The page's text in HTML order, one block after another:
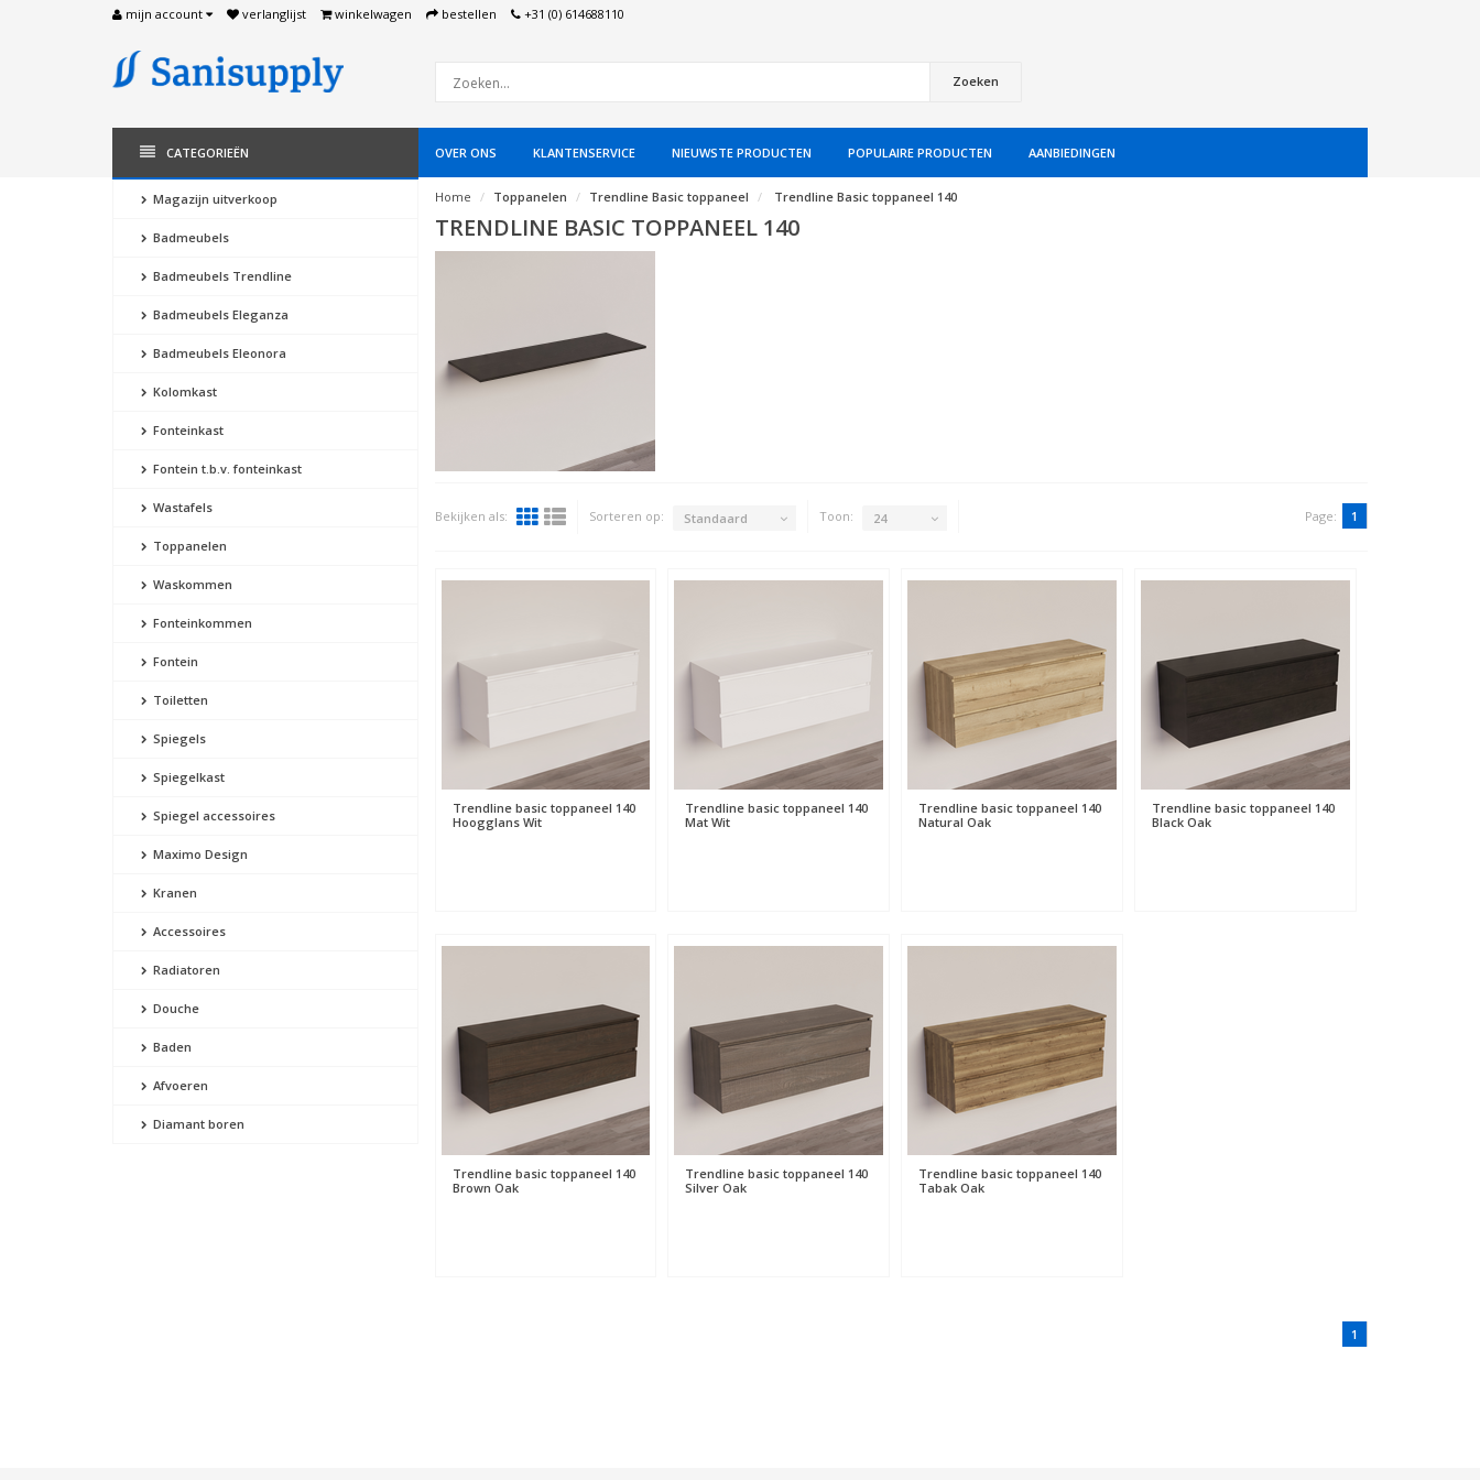
mijn account verlanglijst winkelwagen bestellen +31 (0) 614688110
Zoeken
CATEGORIEËN OVER ONS KLANTENSERVICE NIEUWSTE PRODUCTEN POPULAIRE PRODUCTEN AANBIEDINGEN
Magazijn uitverkoop
Badmeubels
Badmeubels Trendline
Badmeubels Eleganza
Badmeubels Eleonora
Kolomkast
Fonteinkast
Fontein t.b.v. fonteinkast
Wastafels
Toppanelen
Waskommen
Fonteinkommen
Fontein
Toiletten
Spiegels
Spiegelkast
Spiegel accessoires
Maximo Design
Kranen
Accessoires
Radiatoren
Douche
Baden
Afvoeren
Diamant boren
Home Toppanelen Trendline Basic toppaneel Trendline Basic toppaneel 140
TRENDLINE BASIC TOPPANEEL 140
Bekijken als: Sorteren op: Standaard Toon: 24 Page: 1
Trendline basic toppaneel 140
Hoogglans Wit
Trendline basic toppaneel 140
Mat Wit
Trendline basic toppaneel 140
Natural Oak
Trendline basic toppaneel 140
Black Oak
Trendline basic toppaneel 140
Brown Oak
Trendline basic toppaneel 140
Silver Oak
Trendline basic toppaneel 140
Tabak Oak
1